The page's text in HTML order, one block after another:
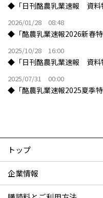
◆「日刊酪農乳業速報 資料
2026/01/28 08:48
◆「酪農乳業速報2026新春
2025/10/28 16:00
◆「日刊酪農乳業速報 資料
2025/07/31 00:00
◆「酪農乳業速報2025夏季
トップ
企業情報